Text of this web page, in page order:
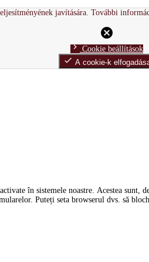
javítására. További
cancel
chevron_right Cookie beállítások
done A cookie-k
în sistemele noastre. Acestea
Puteți seta browserul dvs. să